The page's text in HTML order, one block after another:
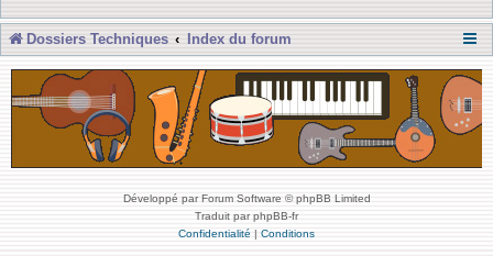
Dossiers Techniques Index du forum
Développé par Forum Software © phpBB Limited
Traduit par phpBB-fr
Confidentialité | Conditions